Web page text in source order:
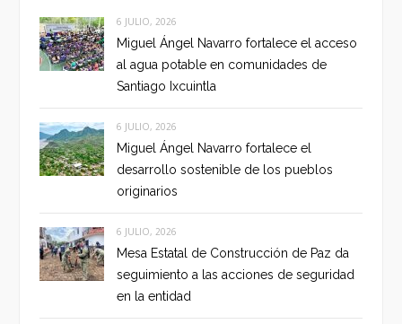
6 JULIO, 2026
Miguel Ángel Navarro fortalece el acceso
al agua potable en comunidades de
Santiago Ixcuintla
6 JULIO, 2026
Miguel Ángel Navarro fortalece el
desarrollo sostenible de los pueblos
originarios
6 JULIO, 2026
Mesa Estatal de Construcción de Paz da
seguimiento a las acciones de seguridad
en la entidad